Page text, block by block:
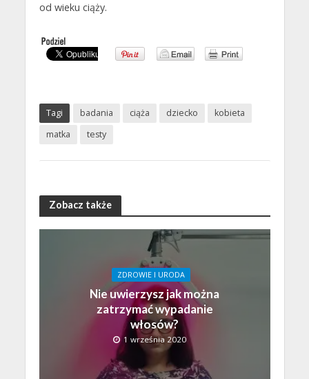
od wieku ciąży.
Tagi badania ciąża dziecko
kobieta
matka
testy
Zobacz także
ZDROWIE I URODA
Nie uwierzysz jak można
zatrzymać wypadanie
włosów?
1 września 2020